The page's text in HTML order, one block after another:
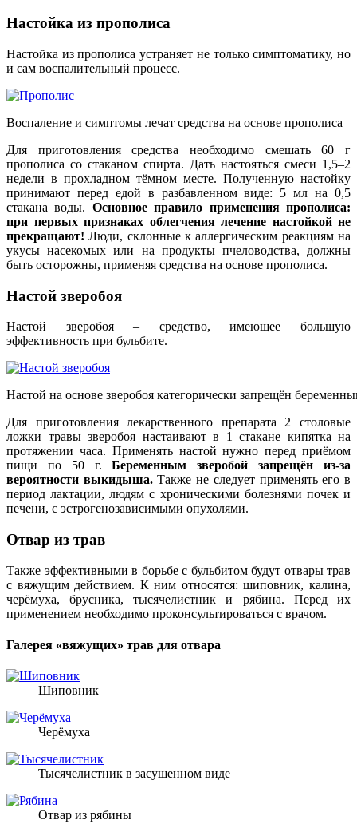
Настойка из прополиса
Настойка из прополиса устраняет не только симптоматику, но
и сам воспалительный процесс.
Воспаление и симптомы лечат средства на основе прополиса
Для приготовления средства необходимо смешать 60 г
прополиса со стаканом спирта. Дать настояться смеси 1,5–2
недели в прохладном тёмном месте. Полученную настойку
принимают перед едой в разбавленном виде: 5 мл на 0,5
стакана воды. Основное правило применения прополиса:
при первых признаках облегчения лечение настойкой не
прекращают!Люди, склонные к аллергическим реакциям на
укусы насекомых или на продукты пчеловодства, должны
быть осторожны, применяя средства на основе прополиса.
Настой зверобоя
Настой зверобоя – средство, имеющее большую
эффективность при бульбите.
Настой на основе зверобоя категорически запрещён
Для приготовления лекарственного препарата 2 столовые
ложки травы зверобоя настаивают в 1 стакане кипятка на
протяжении часа. Применять настой нужно перед приёмом
пищи по 50 г.Беременным зверобой запрещён из-за
вероятности выкидыша.Также не следует применять его в
период лактации, людям с хроническими болезнями почек и
печени, с эстрогенозависимыми опухолями.
Отвар из трав
Также эффективными в борьбе с бульбитом будут отвары трав
с вяжущим действием. К ним относятся: шиповник, калина,
черёмуха, брусника, тысячелистник и рябина. Перед их
применением необходимо проконсультироваться с врачом.
Галерея «вяжущих» трав для отвара
Шиповник
Черёмуха
Тысячелистник в засушенном виде
Отвар из рябины